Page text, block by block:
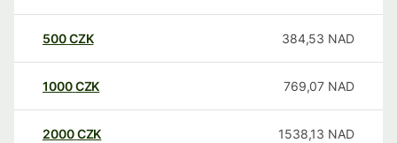
500CZK 384,53 NAD
1000CZK 769,07 NAD
2000CZK 1538,13 NAD